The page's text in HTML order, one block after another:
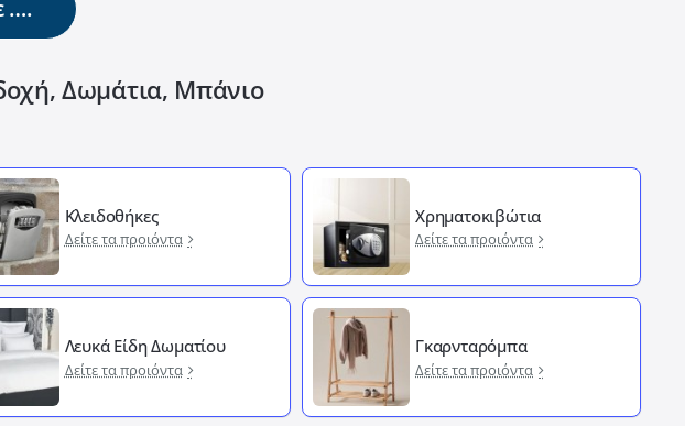
….
Δωμάτια, Μπάνιο
Κλειδοθήκες
Δείτε τα προιόντα
Χρηματοκιβώτια
Δείτε τα προιόντα
Λευκά Είδη Δωματίου
Δείτε τα προιόντα
Γκαρνταρόμπα
Δείτε τα προιόντα